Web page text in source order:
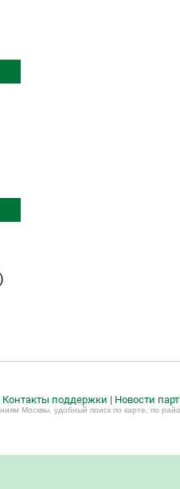
Контакты поддержки | Новости
Москвы, удобный поиск по карте, по